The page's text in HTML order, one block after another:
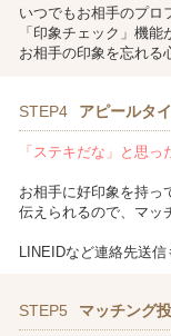
いつでもお相手のプロ
「印象チェック」機能
お相手の印象を忘れる
STEP4 アピールタ
「ステキだな」と思
お相手に好印象を持っ
伝えられるので、マッ
LINEIDなど連絡先送信
STEP5 マッチング